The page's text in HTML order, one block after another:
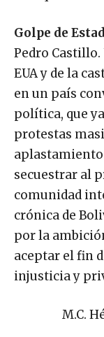
Golpe de
Pedro
EUA y de la
en un país
política, que
protestas
aplastamiento
secuestrar al
comunidad
crónica de
por la
aceptar el fin
injusticia y
M.C.